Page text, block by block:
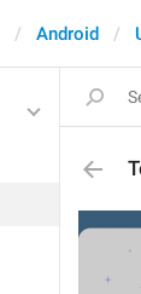
Android